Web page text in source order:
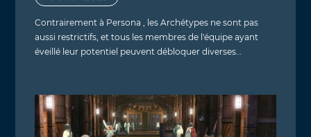
Contrairement à Persona , les Archétypes ne sont pas
aussi restrictifs, et tous les membres de l'équipe ayant
éveillé leur potentiel peuvent débloquer diverses…